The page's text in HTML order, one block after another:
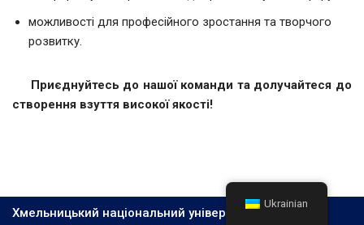
можливості для професійного зростання та творчого
розвитку.
Приєднуйтесь до нашої команди та долучайтеся до
створення взуття високої якості!
Хмельницький національний університет, 2026
Ukrainian